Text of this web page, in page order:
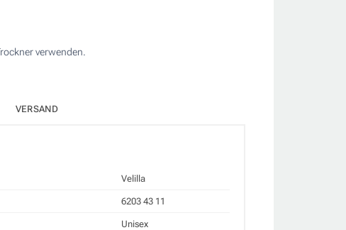
verwenden.
VERSAND
Velilla
6203 43 11
Unisex